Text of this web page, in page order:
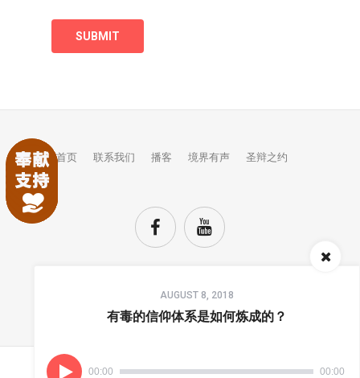
AUGUST 8, 2018
有毒的信仰体系是如何炼成的？
00:00 00:00
首页 联系我们 播客 境界有声 圣辩之约
TOP